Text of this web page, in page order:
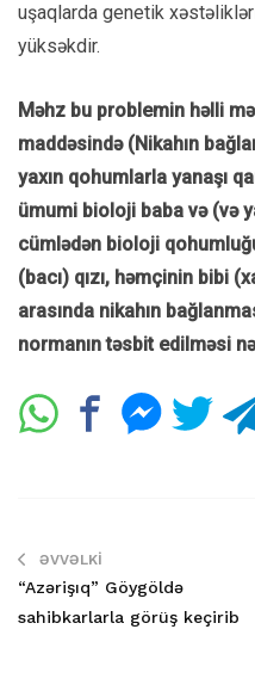
uşaqlarda genetik
yüksəkdir.
Məhz bu problemin həlli
maddəsində (Nikahın
yaxın qohumlarla yanaşı
ümumi bioloji baba və (və
cümlədən bioloji
(bacı) qızı, həmçinin bibi
arasında nikahın
normanın təsbit edilməsi
ƏVVƏLKI
“Azərişıq” Göygöldə
sahibkarlarla görüş keçirib